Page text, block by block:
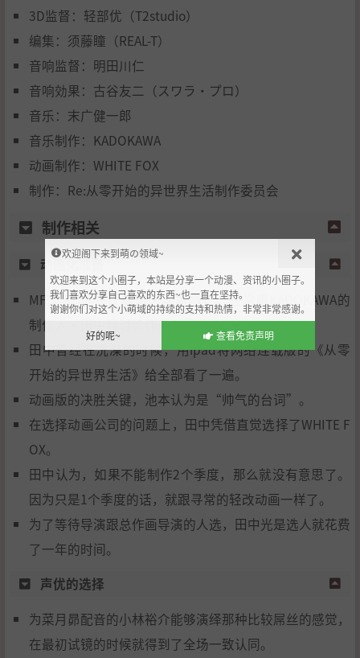
3D监督：轻部优（T2studio）
编集：须藤瞳（REAL-T）
音响监督：明田川仁
音响効果：古谷友二（スワラ・プロ）
音乐：末广健一郎
音乐制作：KADOKAWA
动画制作：WHITE FOX
制作：Re:从零开始的异世界生活制作委员会
制作相关
动画化准备
MF文库J的责任编辑·池本昌仁，经常跟KADOKAWA的
制作人·田中翔讨论作品动画化的事情。
田中曾经在洗澡的时候，用ipad将网络连载版的《从零
开始的异世界生活》给全部看了一遍。
动画版的决胜关键，池本认为是“帅气的台词”。
在选择动画公司的问题上，田中凭借直觉选择了WHITE F
OX。
田中认为，如果不能制作2个季度，那么就没有意思了。
因为只是1个季度的话，就跟寻常的轻改动画一样了。
为了等待导演跟总作画导演的人选，田中光是选人就花费
了一年的时间。
声优的选择
为菜月昴配音的小林裕介能够演绎那种比较屌丝的感觉，
在最初试镜的时候就得到了全场一致认同。
欢迎阁下来到萌の领域~
欢迎来到这个小圈子，本站是分享一个动漫、资讯的小圈子。
我们喜欢分享自己喜欢的东西~也一直在坚持。
谢谢你们对这个小萌域的持续的支持和热情，非常非常感谢。
好的呢~
查看免责声明